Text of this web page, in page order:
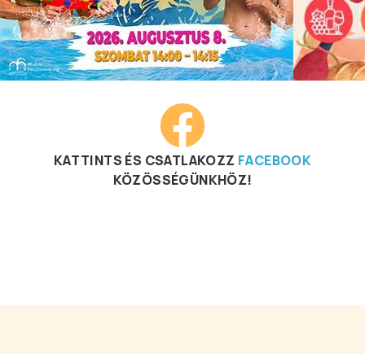
KATTINTS ÉS CSATLAKOZZ FACEBOOK
KÖZÖSSÉGÜNKHÖZ!